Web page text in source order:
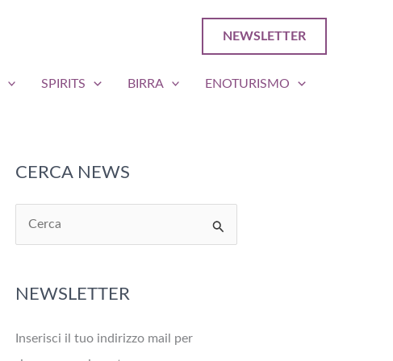
NEWSLETTER
SPIRITS BIRRA ENOTURISMO
CERCA NEWS
e
c
:
NEWSLETTER
Inserisci il tuo indirizzo mail per